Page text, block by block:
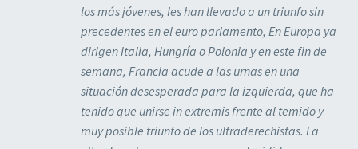
los más jóvenes, les han llevado a un triunfo sin
precedentes en el euro parlamento, En Europa ya
dirigen Italia, Hungría o Polonia y en este fin de
semana, Francia acude a las urnas en una
situación desesperada para la izquierda, que ha
tenido que unirse in extremis frente al temido y
muy posible triunfo de los ultraderechistas. La